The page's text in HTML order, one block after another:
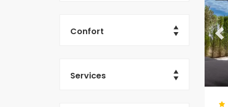
Confort
Services